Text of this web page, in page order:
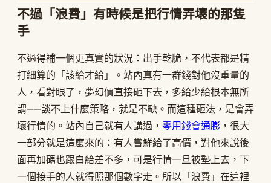
不過「浪費」有時候是把行情弄壞的那隻
手
不過得補一個更真實的狀況：出手乾脆，不代表都是精
打細算的「該給才給」。站內真有一群錢對他沒重量的
人，看對眼了，夢幻價直接砸下去，多給少給根本無所
謂——談不上什麼策略，就是不缺。而這種砸法，是會弄
壞行情的。站內自己就有人講過， 零用錢會通膨 ，很大
一部分就是這麼來的：有人嘗鮮給了高價，對他來說後
面再加碼也跟白給差不多，可是行情一旦被墊上去，下
一個接手的人就得照那個數字走。所以「浪費」在這裡